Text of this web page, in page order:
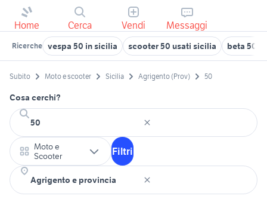
Home Cerca Vendi Messaggi
Ricerche vespa 50 in sicilia scooter 50 usati sicilia beta 50
Subito Moto e scooter Sicilia Agrigento (Prov) 50
Cosa cerchi?
Moto e
Scooter
Filtri